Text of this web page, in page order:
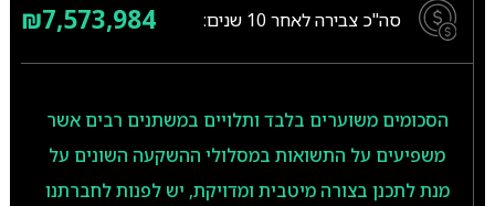
סה"כ צבירה לאחר 10 שנים: ₪7,573,984
הסכומים משוערים בלבד ותלויים במשתנים רבים אשר
משפיעים על התשואות במסלולי ההשקעה השונים על
מנת לתכנן בצורה מיטבית ומדויקת, יש לפנות לחברתנו